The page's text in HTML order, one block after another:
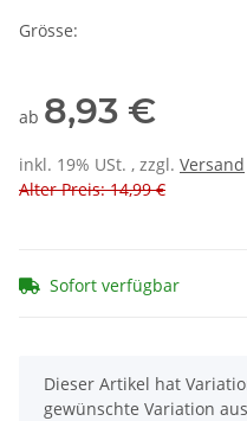
Grösse:
ab 8,93 €
inkl. 19% USt. , zzgl. Versand
Alter Preis: 14,99 €
Sofort verfügbar
x
Dieser Artikel hat
gewünschte Variation